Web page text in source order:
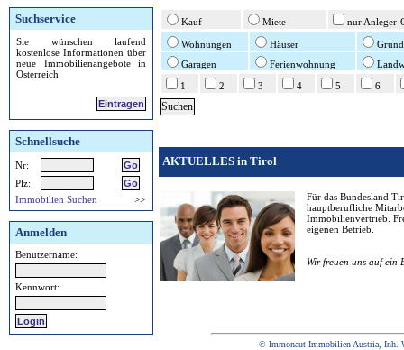
Suchservice
Sie wünschen laufend
kostenlose Informationen über
neue Immobilienangebote in
Österreich
Eintragen
Schnellsuche
Nr:
Plz:
Immobilien Suchen
>>
Anmelden
Benutzername:
Kennwort:
Kauf Miete nur Anleger-
Wohnungen Häuser
Garagen
Ferienwohnung
1
2 3 4 5 6
AKTUELLES in Tirol
Für das Bundesland
hauptberufliche
Immobilienvertrieb.
eigenen Betrieb.
Wir freuen uns auf ein
© Immonaut Immobilien Austria, Inh.